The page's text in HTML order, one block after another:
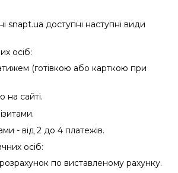
snapt.ua доступні наступні види
осіб:
(готівкою або карткою при
на сайті.
- від 2 до 4 платежів.
осіб:
по виставленому рахунку.